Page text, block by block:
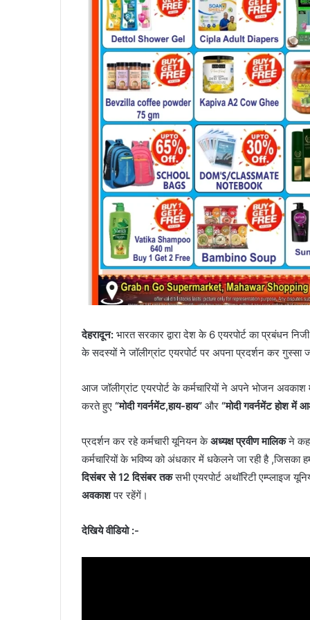
देहरादून: भारत सरकार द्वारा देश के 6 एयरपोर्ट का प्रबंधन
के सदस्यों ने जॉलीग्रांट एयरपोर्ट पर अपना प्रदर्शन कर गुस्सा
आज जॉलीग्रांट एयरपोर्ट के कर्मचारियों ने अपने भोजन
करते हुए “मोदी गवर्नमेंट,हाय-हाय” और “मोदी गवर्नमेंट होश
प्रदर्शन कर रहे कर्मचारी यूनियन केअध्यक्ष प्रवीण मालिकने
कर्मचारियों के भविष्य को अंधकार में धकेलने जा रही है ,जिसका
दिसंबर से 12 दिसंबर तकसभी एयरपोर्ट अथॉरिटी एम्प्लाइज
अवकाशपर रहेंगें।
देखिये वीडियो :-